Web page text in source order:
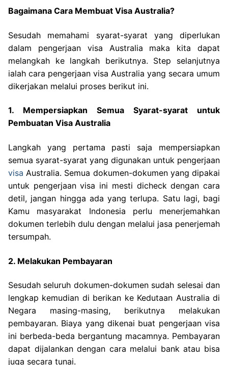
Bagaimana Cara Membuat Visa Australia?
Sesudah memahami syarat-syarat yang diperlukan
dalam pengerjaan visa Australia maka kita dapat
melangkah ke langkah berikutnya. Step selanjutnya
ialah cara pengerjaan visa Australia yang secara umum
dikerjakan melalui proses berikut ini.
1. Mempersiapkan Semua Syarat-syarat untuk
Pembuatan Visa Australia
Langkah yang pertama pasti saja mempersiapkan
semua syarat-syarat yang digunakan untuk pengerjaan
visa Australia. Semua dokumen-dokumen yang dipakai
untuk pengerjaan visa ini mesti dicheck dengan cara
detil, jangan hingga ada yang terlupa. Satu lagi, bagi
Kamu masyarakat Indonesia perlu menerjemahkan
dokumen terlebih dulu dengan melalui jasa penerjemah
tersumpah.
2. Melakukan Pembayaran
Sesudah seluruh dokumen-dokumen sudah selesai dan
lengkap kemudian di berikan ke Kedutaan Australia di
Negara masing-masing, berikutnya melakukan
pembayaran. Biaya yang dikenai buat pengerjaan visa
ini berbeda-beda bergantung macamnya. Pembayaran
dapat dijalankan dengan cara melalui bank atau bisa
juga secara tunai.